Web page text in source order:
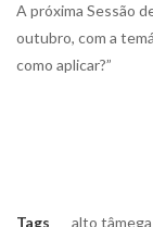
A próxima Sessão
outubro, com a
como aplicar?”
Tags alto tâmega